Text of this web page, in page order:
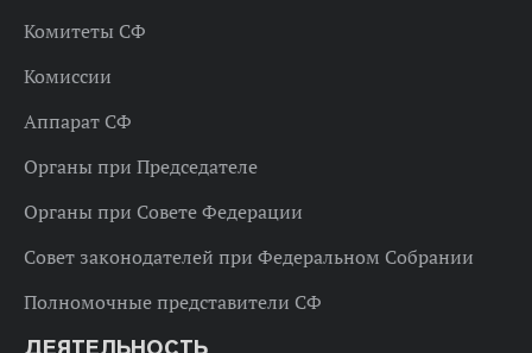
Комитеты СФ
Комиссии
Аппарат СФ
Органы при Председателе
Органы при Совете Федерации
Совет законодателей при Федеральном Собрании
Полномочные представители СФ